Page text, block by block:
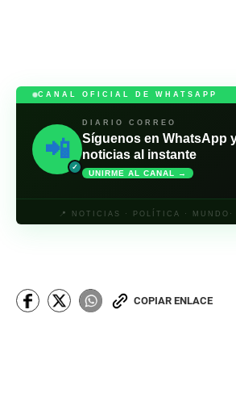
CANAL OFICIAL DE WHATSAPP
📲
✓
DIARIO CORREO
Síguenos en WhatsApp
noticias al instante
UNIRME AL CANAL →
📍 NOTICIAS · POLÍTICA ·
COPIAR ENLACE